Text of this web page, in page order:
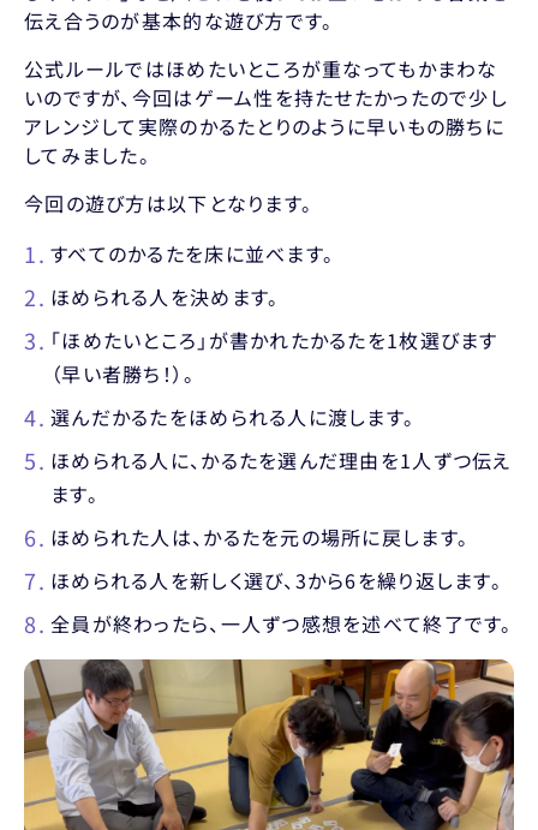
伝え合うのが基本的な遊び方です。
公式ルールではほめたいところが重なってもかまわな
いのですが、今回はゲーム性を持たせたかったので少し
アレンジして実際のかるたとりのように早いもの勝ちに
してみました。
今回の遊び方は以下となります。
すべてのかるたを床に並べます。
ほめられる人を決めます。
「ほめたいところ」が書かれたかるたを1枚選びます
（早い者勝ち！）。
選んだかるたをほめられる人に渡します。
ほめられる人に、かるたを選んだ理由を1人ずつ伝え
ます。
ほめられた人は、かるたを元の場所に戻します。
ほめられる人を新しく選び、3から6を繰り返します。
全員が終わったら、一人ずつ感想を述べて終了です。